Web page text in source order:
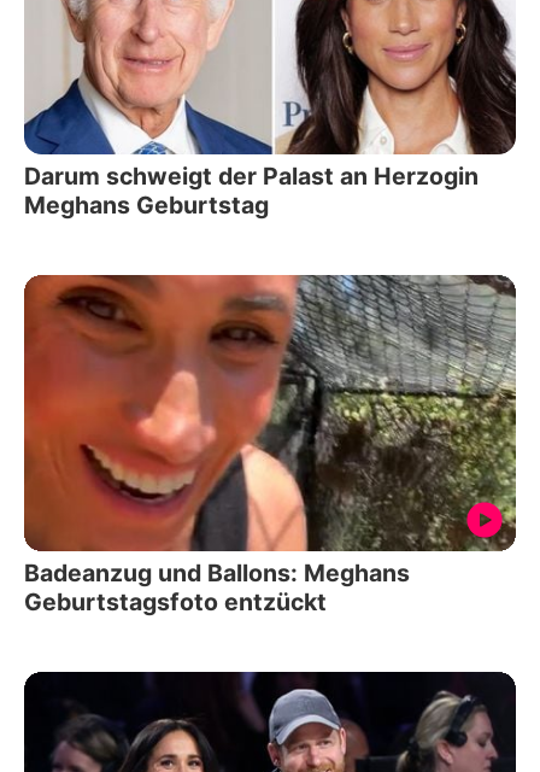
Darum schweigt der Palast an Herzogin
Meghans Geburtstag
Badeanzug und Ballons: Meghans
Geburtstagsfoto entzückt